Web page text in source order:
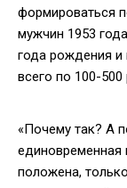
формироваться
мужчин 1953
года рождения и
всего по 100-
«Почему так? А
единовременная
положена,